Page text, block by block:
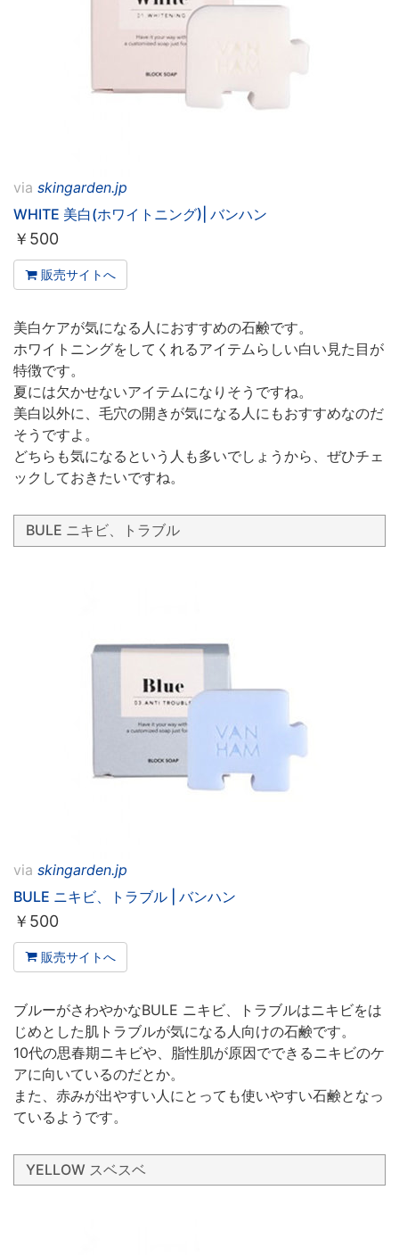
via skingarden.jp
WHITE 美白(ホワイトニング)| バンハン
￥ 500
販売サイトへ
美白ケアが気になる人におすすめの石鹸です。
ホワイトニングをしてくれるアイテムらしい白い見た目が
特徴です。
夏には欠かせないアイテムになりそうですね。
美白以外に、毛穴の開きが気になる人にもおすすめなのだ
そうですよ。
どちらも気になるという人も多いでしょうから、ぜひチェ
ックしておきたいですね。
BULE ニキビ、トラブル
via skingarden.jp
BULE ニキビ、トラブル | バンハン
￥ 500
販売サイトへ
ブルーがさわやかなBULE ニキビ、トラブルはニキビをは
じめとした肌トラブルが気になる人向けの石鹸です。
10代の思春期ニキビや、脂性肌が原因でできるニキビのケ
アに向いているのだとか。
また、赤みが出やすい人にとっても使いやすい石鹸となっ
ているようです。
YELLOW スベスベ